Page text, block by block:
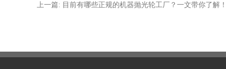
上一篇: 目前有哪些正规的机器抛光轮工厂？一文带你了解！